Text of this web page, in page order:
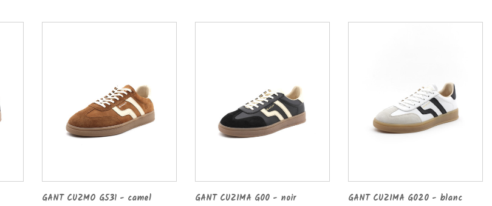
GANT CUZMO G531 - camel GANT CUZIMA G00 - noir GANT CUZIMA G020 - blanc